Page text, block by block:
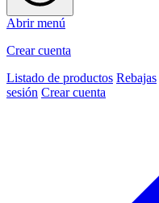
Abrir menú
Crear cuenta
Listado de productos Rebajas
sesión Crear cuenta